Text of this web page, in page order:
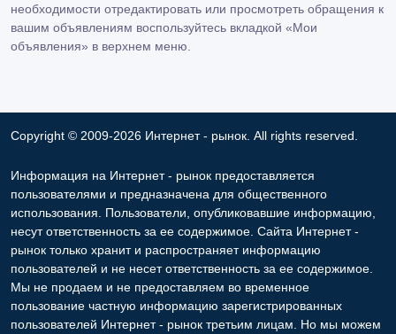
необходимости отредактировать или просмотреть обращения к
вашим объявлениям воспользуйтесь вкладкой «Мои
объявления» в верхнем меню.
Copyright © 2009-2026 Интернет - рынок. All rights reserved.
Информация на Интернет - рынок предоставляется
пользователями и предназначена для общественного
использования. Пользователи, опубликовавшие информацию,
несут ответственность за ее содержимое. Сайта Интернет -
рынок только хранит и распространяет информацию
пользователей и не несет ответственность за ее содержимое.
Мы не продаем и не предоставляем во временное
пользование частную информацию зарегистрированных
пользователей Интернет - рынок третьим лицам. Но мы можем